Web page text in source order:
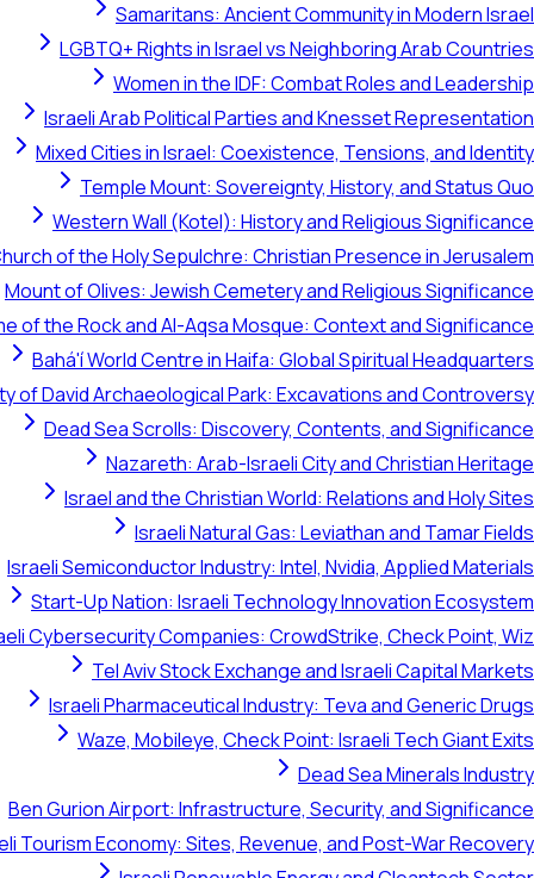
Samaritans: Ancient Community in Modern Israel
LGBTQ+ Rights in Israel vs Neighboring Arab Countries
Women in the IDF: Combat Roles and Leadership
Israeli Arab Political Parties and Knesset Representation
Mixed Cities in Israel: Coexistence, Tensions, and Identity
Temple Mount: Sovereignty, History, and Status Quo
Western Wall (Kotel): History and Religious Significance
of the Holy Sepulchre: Christian Presence in Jerusalem
Mount of Olives: Jewish Cemetery and Religious Significance
of the Rock and Al-Aqsa Mosque: Context and Significance
Bahá'í World Centre in Haifa: Global Spiritual Headquarters
of David Archaeological Park: Excavations and Controversy
Dead Sea Scrolls: Discovery, Contents, and Significance
Nazareth: Arab-Israeli City and Christian Heritage
Israel and the Christian World: Relations and Holy Sites
Israeli Natural Gas: Leviathan and Tamar Fields
Israeli Semiconductor Industry: Intel, Nvidia, Applied Materials
Start-Up Nation: Israeli Technology Innovation Ecosystem
Cybersecurity Companies: CrowdStrike, Check Point, Wiz
Tel Aviv Stock Exchange and Israeli Capital Markets
Israeli Pharmaceutical Industry: Teva and Generic Drugs
Waze, Mobileye, Check Point: Israeli Tech Giant Exits
Dead Sea Minerals Industry
Ben Gurion Airport: Infrastructure, Security, and Significance
Tourism Economy: Sites, Revenue, and Post-War Recovery